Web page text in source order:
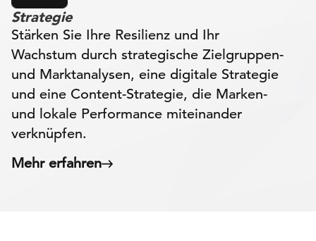
Strategie
Stärken Sie Ihre Resilienz und Ihr
Wachstum durch strategische Zielgruppen-
und Marktanalysen, eine digitale Strategie
und eine Content-Strategie, die Marken-
und lokale Performance miteinander
verknüpfen.
Mehr erfahren